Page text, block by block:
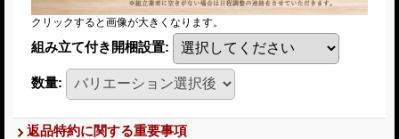
クリックすると画像が大きくなります。
組み立て付き開梱設置:
数量:
返品特約に関する重要事項